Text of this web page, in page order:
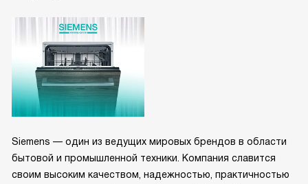
Siemens — один из ведущих мировых брендов в области
бытовой и промышленной техники. Компания славится
своим высоким качеством, надежностью, практичностью